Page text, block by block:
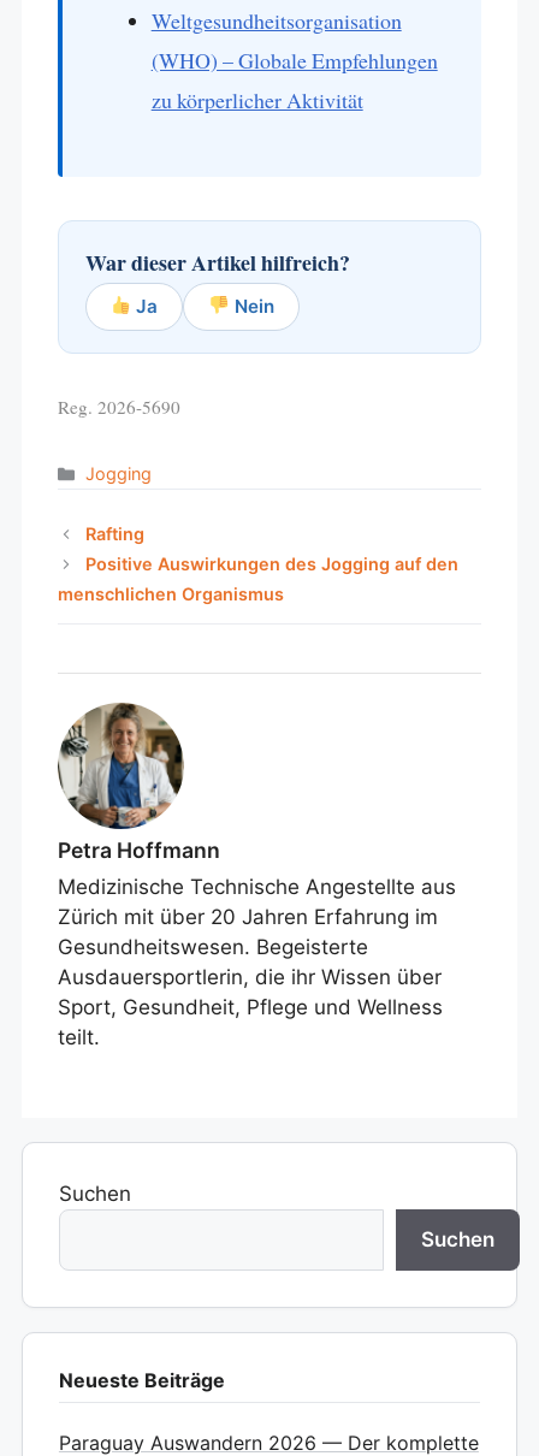
Weltgesundheitsorganisation
(WHO) – Globale Empfehlungen
zu körperlicher Aktivität
War dieser Artikel hilfreich?
Ja Nein
Reg. 2026-5690
Categories
Jogging
Rafting
Positive Auswirkungen des Jogging auf den
menschlichen Organismus
Petra Hoffmann
Medizinische Technische Angestellte aus
Zürich mit über 20 Jahren Erfahrung im
Gesundheitswesen. Begeisterte
Ausdauersportlerin, die ihr Wissen über
Sport, Gesundheit, Pflege und Wellness
teilt.
Suchen
Suchen
Neueste Beiträge
Paraguay Auswandern 2026 — Der komplette